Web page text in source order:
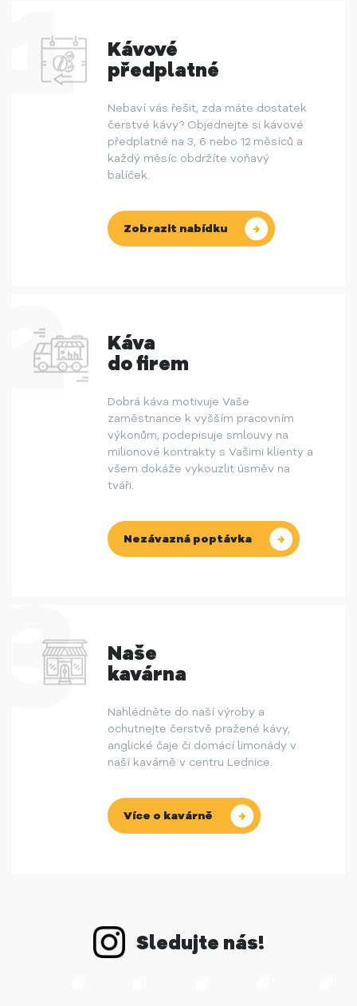
Kávové
předplatné
Nebaví vás řešit, zda máte dostatek
čerstvé kávy? Objednejte si kávové
předplatné na 3, 6 nebo 12 měsíců a
každý měsíc obdržíte voňavý
balíček.
Zobrazit nabídku
Káva
do firem
Dobrá káva motivuje Vaše
zaměstnance k vyšším pracovním
výkonům, podepisuje smlouvy na
milionové kontrakty s Vašimi klienty a
všem dokáže vykouzlit úsměv na
tváři.
Nezávazná poptávka
Naše
kavárna
Nahlédněte do naší výroby a
ochutnejte čerstvě pražené kávy,
anglické čaje či domácí limonády v
naší kavárně v centru Lednice.
Více o kavárně
Sledujte nás!